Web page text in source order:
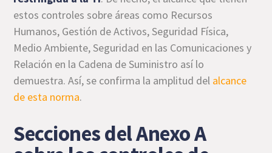
estos controles sobre áreas como Recursos
Humanos, Gestión de Activos, Seguridad Física,
Medio Ambiente, Seguridad en las Comunicaciones y
Relación en la Cadena de Suministro así lo
demuestra. Así, se confirma la amplitud del alcance
de esta norma.
Secciones del Anexo A